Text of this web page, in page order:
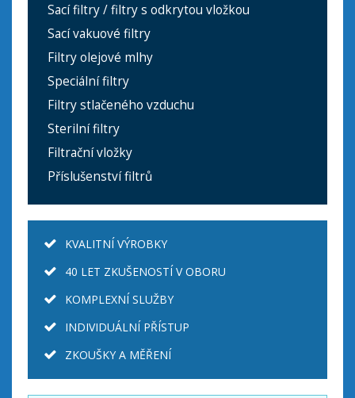
Sací filtry / filtry s odkrytou vložkou
Sací vakuové filtry
Filtry olejové mlhy
Speciální filtry
Filtry stlačeného vzduchu
Sterilní filtry
Filtrační vložky
Příslušenství filtrů
KVALITNÍ VÝROBKY
40 LET ZKUŠENOSTÍ V OBORU
KOMPLEXNÍ SLUŽBY
INDIVIDUÁLNÍ PŘÍSTUP
ZKOUŠKY A MĚŘENÍ